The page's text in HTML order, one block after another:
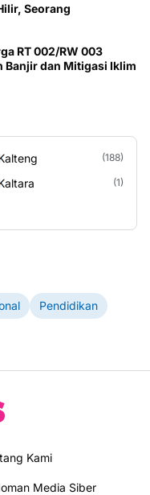
Seorang
RT 002/RW 003
Banjir dan Mitigasi Iklim
(188)
(1)
Pendidikan
Kami
Media Siber